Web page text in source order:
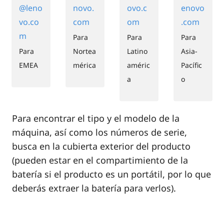
@leno
vo.co
m
Para
EMEA
novo.
com
Para
Nortea
mérica
ovo.c
om
Para
Latino
améric
a
enovo
.com
Para
Asia-
Pacífic
o
Para encontrar el tipo y el modelo de la
máquina, así como los números de serie,
busca en la cubierta exterior del producto
(pueden estar en el compartimiento de la
batería si el producto es un portátil, por lo que
deberás extraer la batería para verlos).